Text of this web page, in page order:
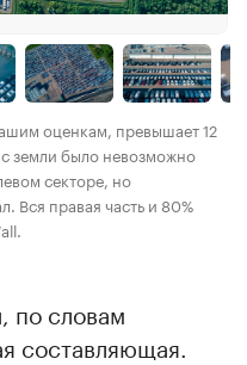
оценкам, превышает 12
земли было невозможно
секторе, но
Вся правая часть и 80%
по словам
составляющая.